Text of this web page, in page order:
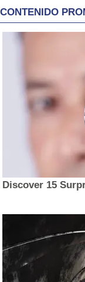
CONTENIDO
Discover 15